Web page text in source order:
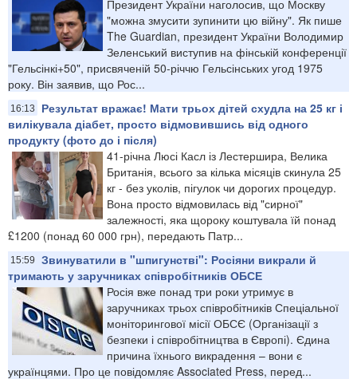
Президент України наголосив, що Москву
"можна змусити зупинити цю війну". Як пише
The Guardian, президент України Володимир
Зеленський виступив на фінській конференції
"Гельсінкі+50", присвяченій 50-річчю Гельсінських угод 1975
року. Він заявив, що Рос...
16:13
Результат вражає! Мати трьох дітей схудла на 25 кг і
вилікувала діабет, просто відмовившись від одного
продукту (фото до і після)
41-річна Люсі Касл із Лестершира, Велика
Британія, всього за кілька місяців скинула 25
кг - без уколів, пігулок чи дорогих процедур.
Вона просто відмовилась від "сирної"
залежності, яка щороку коштувала їй понад
£1200 (понад 60 000 грн), передають Патр...
15:59
Звинуватили в "шпигунстві": Росіяни викрали й
тримають у заручниках співробітників ОБСЕ
Росія вже понад три роки утримує в
заручниках трьох співробітників Спеціальної
моніторингової місії ОБСЄ (Організації з
безпеки і співробітництва в Європі). Єдина
причина їхнього викрадення – вони є
українцями. Про це повідомляє Associated Press, перед...